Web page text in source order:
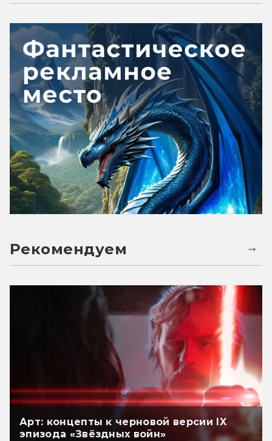
Рекомендуем
Арт: концепты к черновой версии IX
эпизода «Звёздных войн»